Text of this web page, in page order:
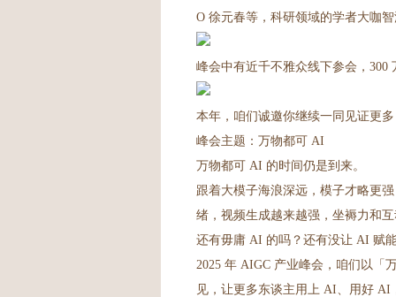
O 徐元春等，科研领域的学者大咖
峰会中有近千不雅众线下参会，300
本年，咱们诚邀你继续一同见证更
峰会主题：万物都可 AI
万物都可 AI 的时间仍是到来。
跟着大模子海浪深远，模子才略更
绪，视频生成越来越强，坐褥力和
还有毋庸 AI 的吗？还有没让 AI 赋
2025 年 AIGC 产业峰会，咱们以「
见，让更多东谈主用上 AI、用好 AI